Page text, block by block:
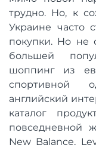
трудно. Но, к
Украине часто
покупки. Но не
большей
шоппинг из
спортивной
английский
каталог
повседневной
New Balance,